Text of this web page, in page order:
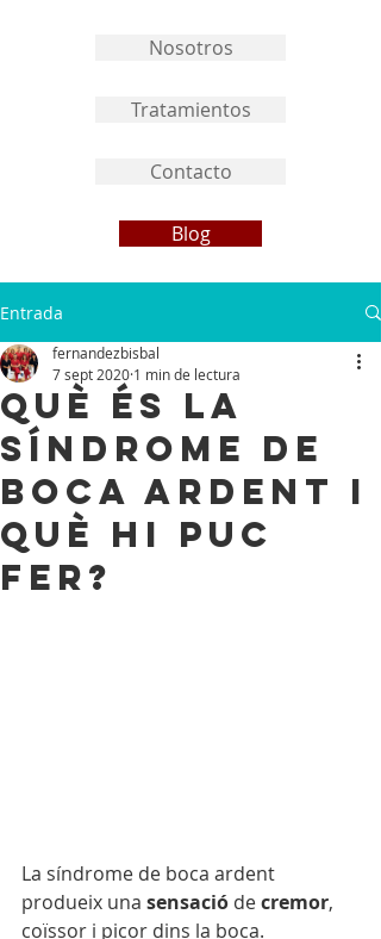
Nosotros
Tratamientos
Contacto
Blog
Entrada
Què és la
síndrome de
boca ardent i
què hi puc
fer?
fernandezbisbal
7 sept 2020 1 min de lectura
La síndrome de boca ardent
produeix una sensació de cremor,
coïssor i picor dins la boca.